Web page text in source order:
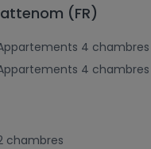
(FR)
4 chambres
4
chambres